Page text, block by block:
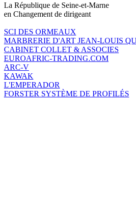
La République de Seine-et-Marne
en Changement de dirigeant
SCI DES ORMEAUX
MARBRERIE D'ART JEAN-LOUIS
CABINET COLLET & ASSOCIES
EUROAFRIC-TRADING.COM
ARC-V
KAWAK
L'EMPERADOR
FORSTER SYSTÈME DE PROFILÉS